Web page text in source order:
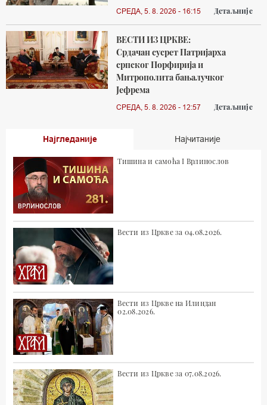
СРЕДА, 5. 8. 2026 - 16:15 Детаљније
ВЕСТИ ИЗ ЦРКВЕ:
Срдачан сусрет Патријарха
српског Порфирија и
Митрополита бањалучког
Јефрема
СРЕДА, 5. 8. 2026 - 12:57 Детаљније
Најгледаније Најчитаније
Тишина и самоћа I Врлинослов
Вести из Цркве за 04.08.2026.
Вести из Цркве на Илиндан
02.08.2026.
Вести из Цркве за 07.08.2026.